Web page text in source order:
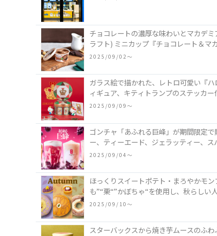
チョコレートの濃厚な味わいとマカデ
ラフト) ミニカップ『チョコレート＆マ
2025/09/02〜
ガラス絵で描かれた、レトロ可愛い『
ィギュア、キティトランプのステッカ
2025/09/09〜
ゴンチャ「あふれる巨峰」が期間限定
ー、ティーエード、ジェラッティー、
2025/09/04〜
ほっくりスイートポテト・まろやかモ
も”“栗“”かぼちゃ“を使用し、秋らしい
2025/09/10〜
スターバックスから焼き芋ムースのふ